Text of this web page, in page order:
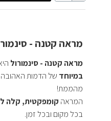
מראה קטנה -
מראה קטנה - סינמורול
במיוחד של הדמות
מהממת!
המראה קומפקטית, קלה
בכל מקום ובכל זמן.